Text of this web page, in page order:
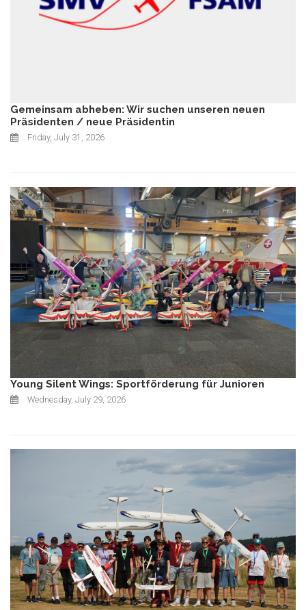
Gemeinsam abheben: Wir suchen unseren neuen
Präsidenten / neue Präsidentin
Friday, July 31, 2026
Young Silent Wings: Sportförderung für Junioren
Wednesday, July 29, 2026